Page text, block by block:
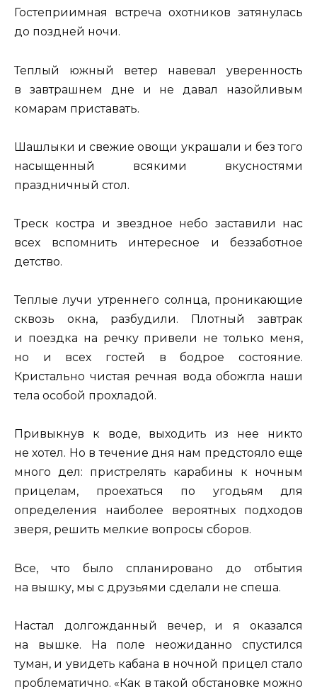
Гостеприимная встреча охотников затянулась
до поздней ночи.
Теплый южный ветер навевал уверенность
в завтрашнем дне и не давал назойливым
комарам приставать.
Шашлыки и свежие овощи украшали и без того
насыщенный всякими вкусностями
праздничный стол.
Треск костра и звездное небо заставили нас
всех вспомнить интересное и беззаботное
детство.
Теплые лучи утреннего солнца, проникающие
сквозь окна, разбудили. Плотный завтрак
и поездка на речку привели не только меня,
но и всех гостей в бодрое состояние.
Кристально чистая речная вода обожгла наши
тела особой прохладой.
Привыкнув к воде, выходить из нее никто
не хотел. Но в течение дня нам предстояло еще
много дел: пристрелять карабины к ночным
прицелам, проехаться по угодьям для
определения наиболее вероятных подходов
зверя, решить мелкие вопросы сборов.
Все, что было спланировано до отбытия
на вышку, мы с друзьями сделали не спеша.
Настал долгожданный вечер, и я оказался
на вышке. На поле неожиданно спустился
туман, и увидеть кабана в ночной прицел стало
проблематично. «Как в такой обстановке можно